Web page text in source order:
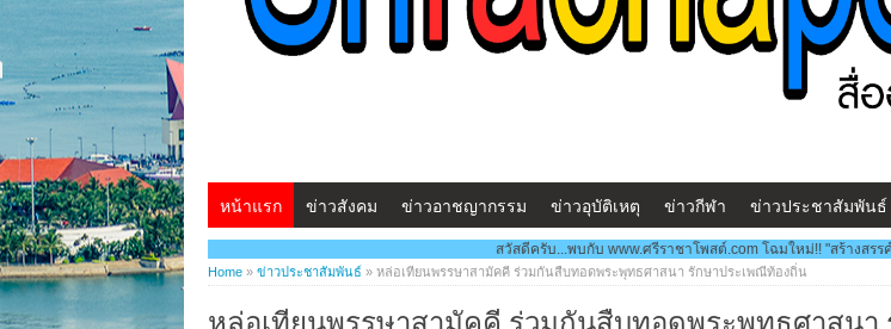
หน้าแรก ข่าวสังคม ข่าวอาชญากรรม ข่าวอุบัติเหตุ ข่าวกีฬา ข่าวประชาสัมพันธ์
สวัสดีครับ...พบกับ www.ศรีราชาโพสต์.com โฉมใหม่!! "สร้างสรรค์ ดูแลกัน ทันเหตุการณ์"
Home » ข่าวประชาสัมพันธ์ » หล่อเทียนพรรษาสามัคคี ร่วมกันสืบทอดพระพุทธศาสนา รักษาประเพณีท้องถิ่น
หล่อเทียนพรรษาสามัคคี ร่วมกันสืบทอดพระพุทธศาสนา